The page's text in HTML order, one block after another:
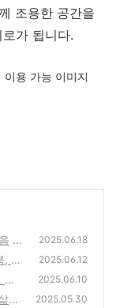
조용한 공간을
가 됩니다.
용 가능 이미지
2025.06.18
공
2025.06.12
2025.06.10
에
2025.05.30